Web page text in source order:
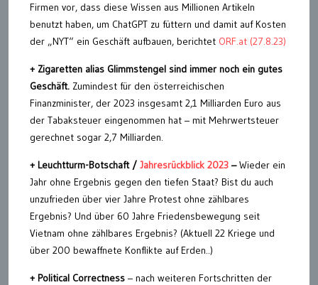
Firmen vor, dass diese Wissen aus Millionen Artikeln
benutzt haben, um ChatGPT zu füttern und damit auf Kosten
der „NYT“ ein Geschäft aufbauen, berichtet ORF.at (27.8.23)
+ Zigaretten alias Glimmstengel sind immer noch ein gutes
Geschäft. Zumindest für den österreichischen
Finanzminister, der 2023 insgesamt 2,1 Milliarden Euro aus
der Tabaksteuer eingenommen hat – mit Mehrwertsteuer
gerechnet sogar 2,7 Milliarden.
+ Leuchtturm-Botschaft / Jahresrückblick 2023 –Wieder ein
Jahr ohne Ergebnis gegen den tiefen Staat? Bist du auch
unzufrieden über vier Jahre Protest ohne zählbares
Ergebnis? Und über 60 Jahre Friedensbewegung seit
Vietnam ohne zählbares Ergebnis? (Aktuell 22 Kriege und
über 200 bewaffnete Konflikte auf Erden..)
+ Political Correctness – nach weiteren Fortschritten der